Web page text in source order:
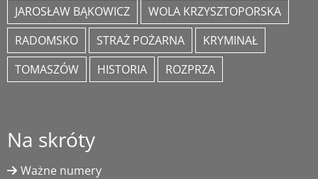
JAROSŁAW BĄKOWICZ
WOLA KRZYSZTOPORSKA
RADOMSKO
STRAŻ POŻARNA
KRYMINAŁ
TOMASZÓW
HISTORIA ROZPRZA
Na skróty
Ważne numery